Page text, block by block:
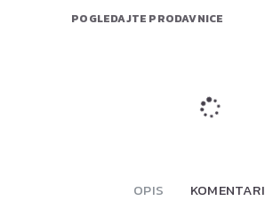
POGLEDAJTE PRODAVNICE
OPIS KOMENTARI